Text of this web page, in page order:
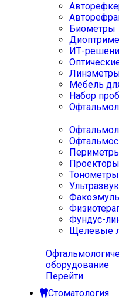
Биометры
ИТ-
Мебель
Набор
Фундус-
Щелевые
оборудование
Перейти
Стоматология